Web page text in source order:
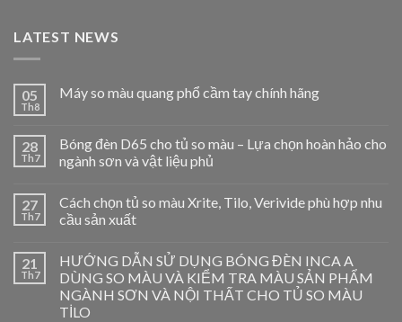
LATEST NEWS
05
Th8
Máy so màu quang phổ cầm tay chính hãng
28
Th7
Bóng đèn D65 cho tủ so màu – Lựa chọn hoàn hảo cho
ngành sơn và vật liệu phủ
27
Th7
Cách chọn tủ so màu Xrite, Tilo, Verivide phù hợp nhu
cầu sản xuất
21
Th7
HƯỚNG DẪN SỬ DỤNG BÓNG ĐÈN INCA A
DÙNG SO MÀU VÀ KIỂM TRA MÀU SẢN PHẨM
NGÀNH SƠN VÀ NỘI THẤT CHO TỦ SO MÀU
TİLO